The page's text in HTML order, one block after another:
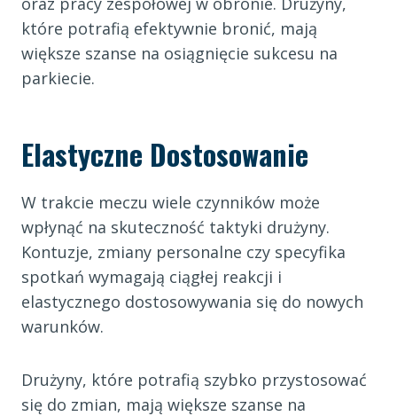
które potrafią efektywnie bronić, mają
większe szanse na osiągnięcie sukcesu na
parkiecie.
Elastyczne Dostosowanie
W trakcie meczu wiele czynników może
wpłynąć na skuteczność taktyki drużyny.
Kontuzje, zmiany personalne czy specyfika
spotkań wymagają ciągłej reakcji i
elastycznego dostosowywania się do nowych
warunków.
Drużyny, które potrafią szybko przystosować
się do zmian, mają większe szanse na